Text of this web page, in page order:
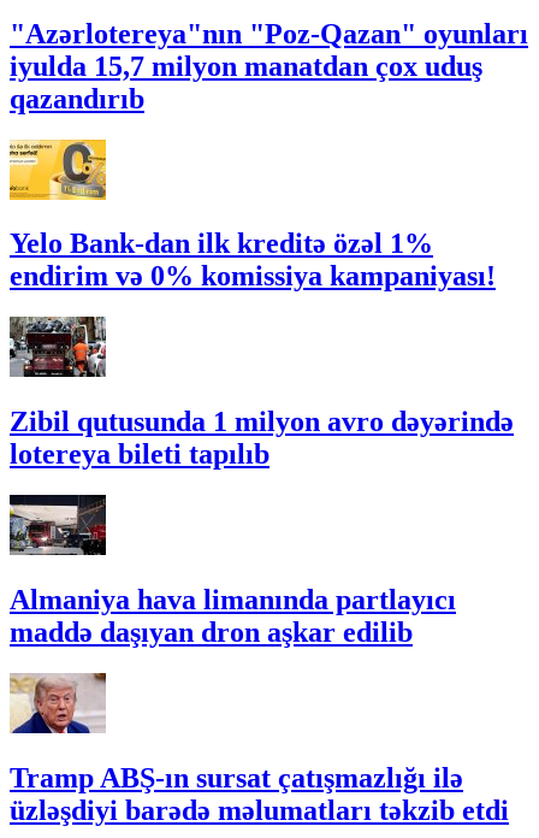
"Azərlotereya"nın "Poz-Qazan" oyunları
iyulda 15,7 milyon manatdan çox uduş
qazandırıb
Yelo Bank-dan ilk kreditə özəl 1%
endirim və 0% komissiya kampaniyası!
Zibil qutusunda 1 milyon avro dəyərində
lotereya bileti tapılıb
Almaniya hava limanında partlayıcı
maddə daşıyan dron aşkar edilib
Tramp ABŞ-ın sursat çatışmazlığı ilə
üzləşdiyi barədə məlumatları təkzib etdi